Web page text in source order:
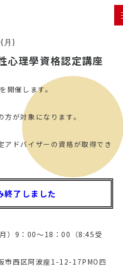
月)
心理學資格認定講座
開催します。
が対象になります。
アドバイザーの資格が取得でき
終了しました
）9：00〜18：00（8:45受
市西区阿波座1-12-17PMO四